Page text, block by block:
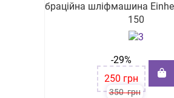
Вібраційна шліфмашина
150
350грн
-29%
250 грн